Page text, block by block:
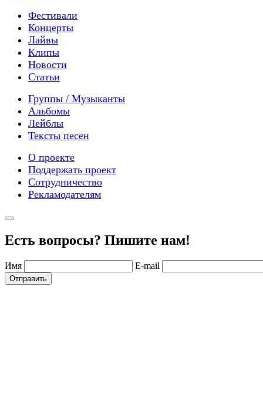
Фестивали
Концерты
Лайвы
Клипы
Новости
Статьи
Группы / Музыканты
Альбомы
Лейблы
Тексты песен
О проекте
Поддержать проект
Сотрудничество
Рекламодателям
Есть вопросы? Пишите нам!
Имя E-mail